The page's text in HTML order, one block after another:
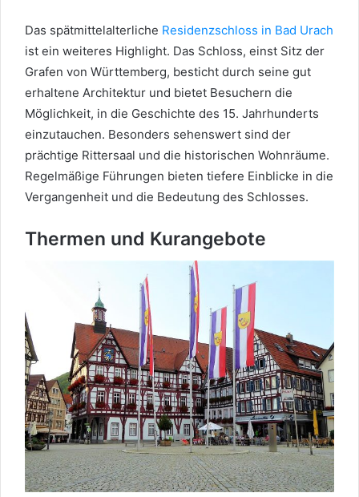
Das spätmittelalterliche Residenzschloss in Bad Urach
ist ein weiteres Highlight. Das Schloss, einst Sitz der
Grafen von Württemberg, besticht durch seine gut
erhaltene Architektur und bietet Besuchern die
Möglichkeit, in die Geschichte des 15. Jahrhunderts
einzutauchen. Besonders sehenswert sind der
prächtige Rittersaal und die historischen Wohnräume.
Regelmäßige Führungen bieten tiefere Einblicke in die
Vergangenheit und die Bedeutung des Schlosses.
Thermen und Kurangebote